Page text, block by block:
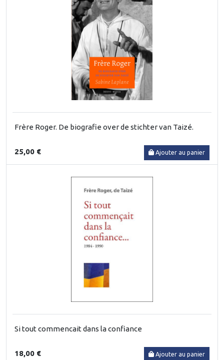
Frère Roger. De biografie over de stichter van Taizé.
25,00 € Ajouter au panier
Si tout commencait dans la confiance
18,00 € Ajouter au panier